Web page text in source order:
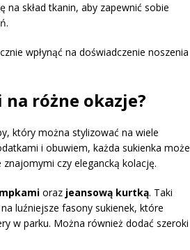
na skład tkanin, aby zapewnić sobie
wpłynąć na doświadczenie noszenia
różne okazje?
który można stylizować na wiele
i obuwiem, każda sukienka może
czy elegancką kolację.
oraz jeansową kurtką. Taki
luźniejsze fasony sukienek, które
w parku. Można również dodać szeroki